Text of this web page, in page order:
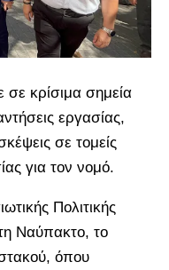
σε κρίσιμα σημεία
εργασίας,
σε τομείς
για τον νομό.
Πολιτικής
Ναύπακτο, το
όπου